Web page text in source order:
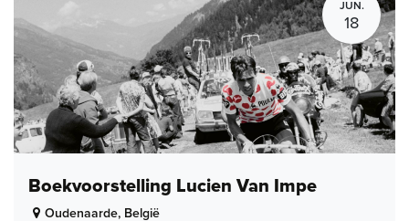
JUN.
18
Boekvoorstelling Lucien Van Impe
Oudenaarde, België